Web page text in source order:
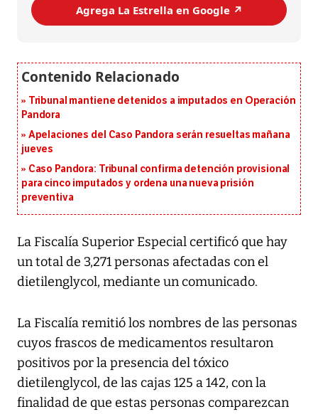
Agrega La Estrella en Google ↗️
Tribunal mantiene detenidos a imputados en Operación
Pandora
Apelaciones del Caso Pandora serán resueltas mañana
jueves
Caso Pandora: Tribunal confirma detención provisional
para cinco imputados y ordena una nueva prisión
preventiva
La Fiscalía Superior Especial certificó que hay
un total de 3,271 personas afectadas con el
dietilenglycol, mediante un comunicado.
La Fiscalía remitió los nombres de las personas
cuyos frascos de medicamentos resultaron
positivos por la presencia del tóxico
dietilenglycol, de las cajas 125 a 142, con la
finalidad de que estas personas comparezcan